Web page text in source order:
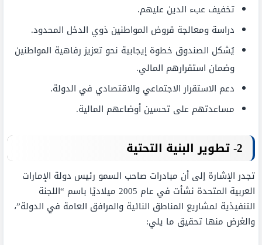
تخفيف عبء الدين عليهم.
دراسة ومعالجة قروض المواطنين ذوي الدخل المحدود.
يُشكل الصندوق خطوة إيجابية نحو تعزيز رفاهية المواطنين
وضمان استقرارهم المالي.
دعم الاستقرار الاجتماعي والاقتصادي في الدولة.
مساعدتهم على تحسين أوضاعهم المالية.
2- تطوير البنية التحتية
تجدر الإشارة إلى أن مبادرات صاحب السمو رئيس دولة الإمارات
العربية المتحدة نشأت في عام 2005 ميلاديًا باسم “اللجنة
التنفيذية لمشاريع المناطق النائية والمرافق العامة في الدولة”،
والغرض منها تحقيق ما يلي: